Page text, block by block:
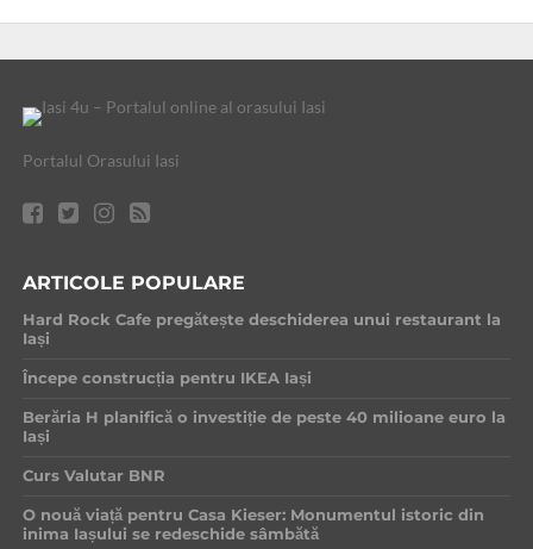
Portalul Orasului Iasi
ARTICOLE POPULARE
Hard Rock Cafe pregătește deschiderea unui restaurant la
Iași
Începe construcția pentru IKEA Iași
Berăria H planifică o investiție de peste 40 milioane euro la
Iași
Curs Valutar BNR
O nouă viață pentru Casa Kieser: Monumentul istoric din
inima Iașului se redeschide sâmbătă